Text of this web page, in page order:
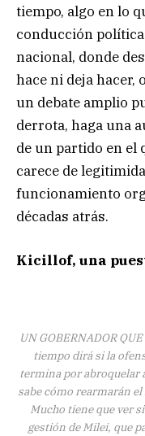
tiempo, algo en lo
conducción
nacional, donde
hace ni deja hacer,
un debate amplio
derrota, haga una
de un partido en el
carece de
funcionamiento
décadas atrás.
Kicillof, una
UN GOBERNADOR
tiempo dirá si la
termina por abroquelar
sabe cómo rearmarán
Mucho tiene que ver
gestión de Milei, que